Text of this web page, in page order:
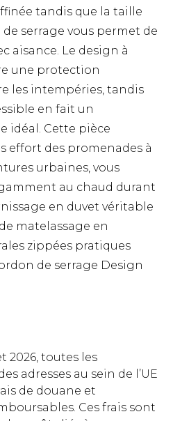
tandis que la taille
serrage vous permet de
aisance. Le design à
une protection
les intempéries, tandis
en fait un
idéal. Cette pièce
effort des promenades à
urbaines, vous
au chaud durant
en duvet véritable
matelassage en
zippées pratiques
de serrage Design
2026, toutes les
adresses au sein de l’UE
de douane et
Ces frais sont